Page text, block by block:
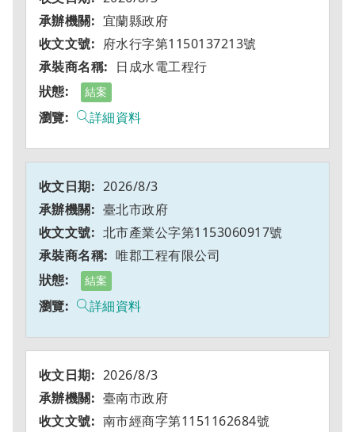
宜蘭縣政府
府水行字第1150137213號
日成水電工程行
結案
詳細資料
2026/8/3
臺北市政府
北市產業公字第1153060917號
唯郡工程有限公司
結案
詳細資料
2026/8/3
臺南市政府
南市經商字第1151162684號